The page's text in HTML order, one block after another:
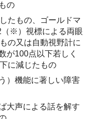
の
たもの、ゴールドマ
（※）視標による両眼
の又は自動視野計に
が100点以下若しく
に減じたもの
）機能に著しい障害
大声による話を解す